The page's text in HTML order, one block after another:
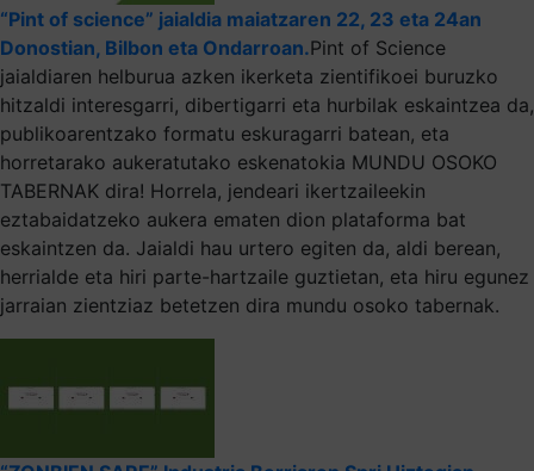
“Pint of science” jaialdia maiatzaren 22, 23 eta 24an
Donostian, Bilbon eta Ondarroan.Pint of Science
jaialdiaren helburua azken ikerketa zientifikoei buruzko
hitzaldi interesgarri, dibertigarri eta hurbilak eskaintzea da,
publikoarentzako formatu eskuragarri batean, eta
horretarako aukeratutako eskenatokia MUNDU OSOKO
TABERNAK dira! Horrela, jendeari ikertzaileekin
eztabaidatzeko aukera ematen dion plataforma bat
eskaintzen da. Jaialdi hau urtero egiten da, aldi berean,
herrialde eta hiri parte-hartzaile guztietan, eta hiru egunez
jarraian zientziaz betetzen dira mundu osoko tabernak.